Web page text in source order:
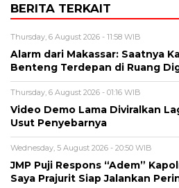
BERITA TERKAIT
Thursday, 6 August 2026 - 11:58 WIB
Alarm dari Makassar: Saatnya
Benteng Terdepan di Ruang
Thursday, 6 August 2026 - 01:16 WIB
Video Demo Lama Diviralkan
Usut Penyebarnya
Wednesday, 5 August 2026 - 20:50 WIB
JMP Puji Respons “Adem”
Saya Prajurit Siap Jalankan